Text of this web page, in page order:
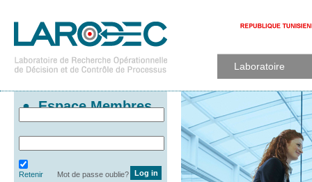
Laboratoire
Espace Membres
Retenir Mot de passe oublie?